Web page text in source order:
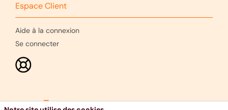
Espace Client
Aide à la connexion
Se connecter